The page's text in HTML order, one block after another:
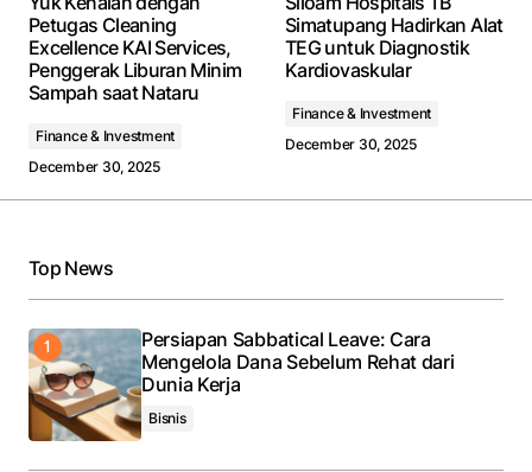
Comment*
Save my name, email, and website in this browser
for the next time I comment.
Submit Comment
Petugas Cleaning
Excellence KAI Services,
Penggerak Liburan Minim
Sampah saat Nataru
Finance & Investment
December 30, 2025
Simatupang Hadirkan Alat
TEG untuk Diagnostik
Kardiovaskular
Finance & Investment
December 30, 2025
Top News
Persiapan Sabbatical Leave: Cara
Mengelola Dana Sebelum Rehat dari
Dunia Kerja
Bisnis